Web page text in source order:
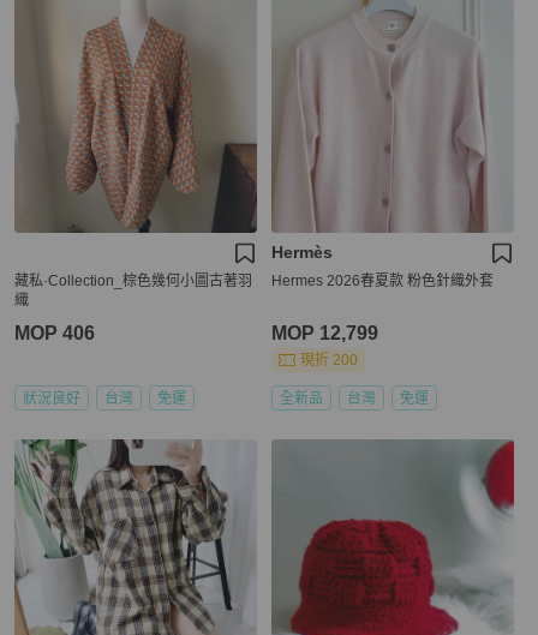
藏私·Collection_棕色幾何小圖古著羽
織
MOP 406
狀況良好 台灣 免運
Hermès
Hermes 2026春夏款 粉色針織外套
MOP 12,799
現折 200
全新品 台灣 免運